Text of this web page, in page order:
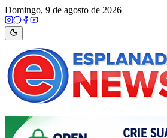
Domingo, 9 de agosto de 2026